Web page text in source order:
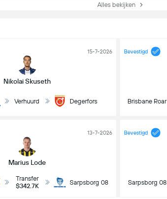
Alles bekijken
Nikolai Skuseth
15-7-2026
Verhuurd Degerfors
Bevestigd
Brisbane Roar
Marius Lode
13-7-2026
Transfer
$342.7K
Sarpsborg 08
Bevestigd
Sarpsborg 08